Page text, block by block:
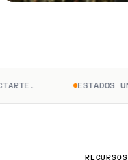
ESTADOS UNIDOS
RECURSOS